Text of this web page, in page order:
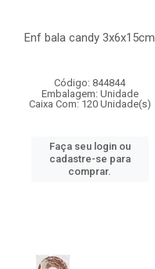
Enf bala candy 3x6x15cm
Código: 844844
Embalagem: Unidade
Caixa Com: 120 Unidade(s)
Faça seu login ou
cadastre-se para
comprar.